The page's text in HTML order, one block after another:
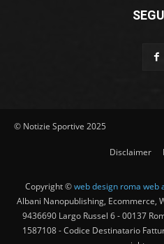
© Notizie Sportive 2025
Disclaimer
Copyright ©web design roma web
Albani Nanopublishing, Ecommerce,
9436690 Largo Russel 6 - 00137
1587108 - Codice Destinatario